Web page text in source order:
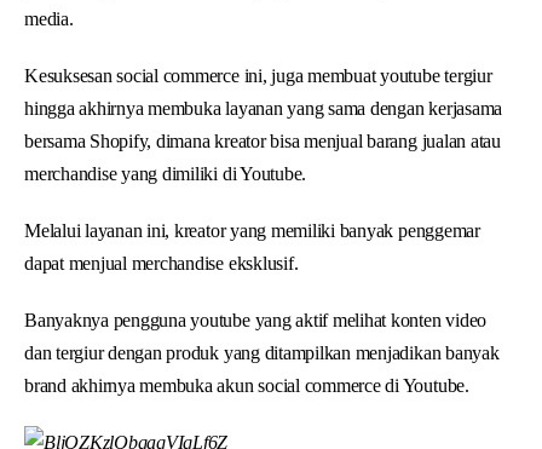
media.
Kesuksesan social commerce ini, juga membuat youtube tergiur
hingga akhirnya membuka layanan yang sama dengan kerjasama
bersama Shopify, dimana kreator bisa menjual barang jualan atau
merchandise yang dimiliki di Youtube.
Melalui layanan ini, kreator yang memiliki banyak penggemar
dapat menjual merchandise eksklusif.
Banyaknya pengguna youtube yang aktif melihat konten video
dan tergiur dengan produk yang ditampilkan menjadikan banyak
brand akhirnya membuka akun social commerce di Youtube.